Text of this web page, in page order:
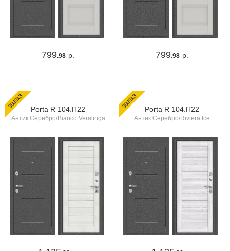
799.98 р. 799.98 р.
заказ Porta R 104.П22
Антик Серебро/Bianco Veralinga
заказ Porta R 104.П22
Антик Серебро/Riviera Ice